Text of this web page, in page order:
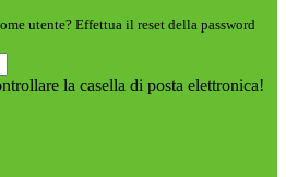
utente? Effettua il reset della password
la casella di posta elettronica!